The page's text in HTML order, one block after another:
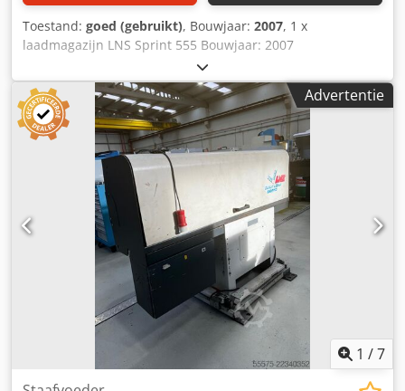
Toestand: goed (gebruikt), Bouwjaar: 2007, 1 x
laadmagazijn LNS Sprint 555 Bouwjaar: 2007
Stafbewerking D: 5 - 55 mm Lengte staaf: 3.200 mm
Vroeger gemonteerd op een Goodway CNC-draaibank.
Crsdevt N Dyspfx Ah Sef Het laadmagazine kan op elk
moment worden bekeken in ons magazijn in Reichenbach
Advertentie
1 /7